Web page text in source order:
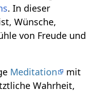
. In dieser
Wünsche,
von Freude und
Meditation
mit
Wahrheit,